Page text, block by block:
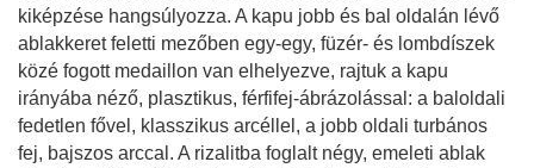
kiképzése hangsúlyozza. A kapu jobb és bal oldalán lévő
ablakkeret feletti mezőben egy-egy, füzér- és lombdíszek
közé fogott medaillon van elhelyezve, rajtuk a kapu
irányába néző, plasztikus, férfifej-ábrázolással: a baloldali
fedetlen fővel, klasszikus arcéllel, a jobb oldali turbános
fej, bajszos arccal. A rizalitba foglalt négy, emeleti ablak